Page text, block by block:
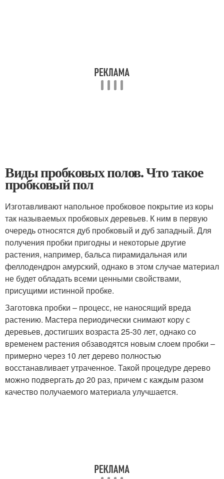
Виды пробковых полов. Что такое
пробковый пол
Изготавливают напольное пробковое покрытие из коры
так называемых пробковых деревьев. К ним в первую
очередь относятся дуб пробковый и дуб западный. Для
получения пробки пригодны и некоторые другие
растения, например, бальса пирамидальная или
феллодендрон амурский, однако в этом случае материал
не будет обладать всеми ценными свойствами,
присущими истинной пробке.
Заготовка пробки – процесс, не наносящий вреда
растению. Мастера периодически снимают кору с
деревьев, достигших возраста 25-30 лет, однако со
временем растения обзаводятся новым слоем пробки –
примерно через 10 лет дерево полностью
восстанавливает утраченное. Такой процедуре дерево
можно подвергать до 20 раз, причем с каждым разом
качество получаемого материала улучшается.